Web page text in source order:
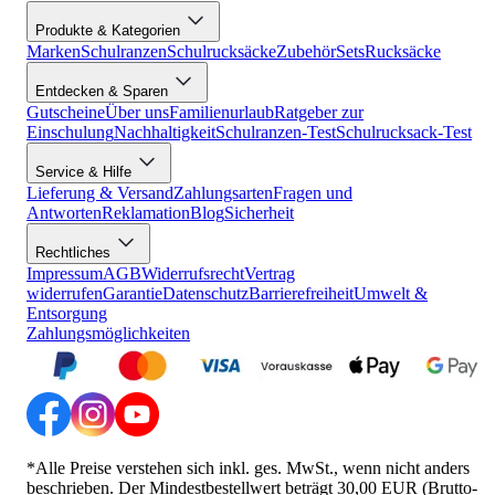
Produkte & Kategorien
MarkenSchulranzenSchulrucksäckeZubehörSetsRucksäcke
Entdecken & Sparen
GutscheineÜber unsFamilienurlaubRatgeber zur
EinschulungNachhaltigkeitSchulranzen-TestSchulrucksack-Test
Service & Hilfe
Lieferung & VersandZahlungsartenFragen und
AntwortenReklamationBlogSicherheit
Rechtliches
ImpressumAGBWiderrufsrechtVertrag
widerrufenGarantieDatenschutzBarrierefreiheitUmwelt &
Entsorgung
Zahlungsmöglichkeiten
*Alle Preise verstehen sich inkl. ges. MwSt., wenn nicht anders
beschrieben. Der Mindestbestellwert beträgt 30,00 EUR (Brutto-